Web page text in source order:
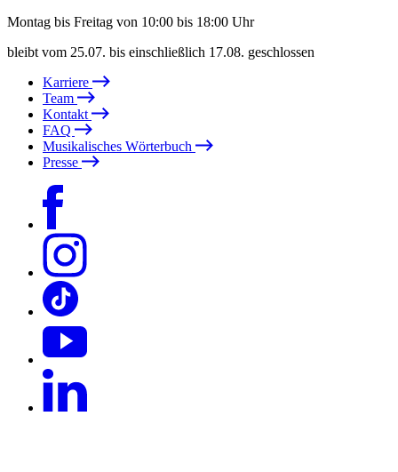
Montag bis Freitag von 10:00 bis 18:00 Uhr
bleibt vom 25.07. bis einschließlich 17.08. geschlossen
Karriere
Team
Kontakt
FAQ
Musikalisches Wörterbuch
Presse